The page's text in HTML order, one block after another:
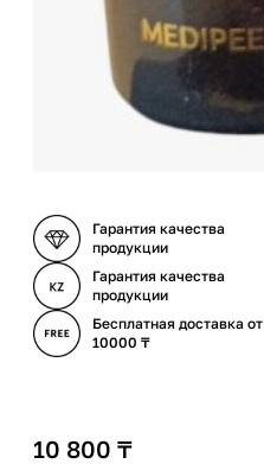
Гарантия качества
продукции
Гарантия качества
продукции
Бесплатная доставка от
10000 ₸
10 800 ₸